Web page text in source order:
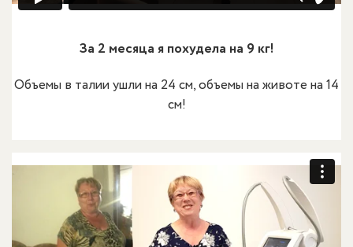
За 2 месяца я похудела на 9 кг!
Объемы в талии ушли на 24 см, объемы на животе на 14
см!